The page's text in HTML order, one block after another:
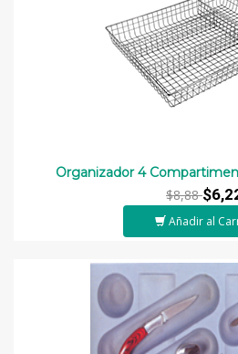
Organizador 4
$8,88
Añadir al